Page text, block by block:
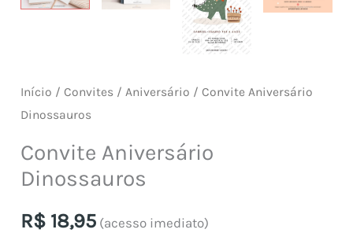
Início / Convites /Aniversário / Convite Aniversário
Dinossauros
Convite Aniversário
Dinossauros
R$ 18,95 (acesso imediato)